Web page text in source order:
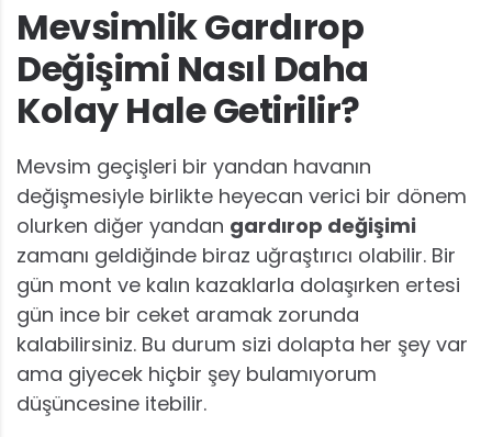
Mevsimlik Gardırop
Değişimi Nasıl Daha
Kolay Hale Getirilir?
Mevsim geçişleri bir yandan havanın
değişmesiyle birlikte heyecan verici bir dönem
olurken diğer yandan gardırop değişimi
zamanı geldiğinde biraz uğraştırıcı olabilir. Bir
gün mont ve kalın kazaklarla dolaşırken ertesi
gün ince bir ceket aramak zorunda
kalabilirsiniz. Bu durum sizi dolapta her şey var
ama giyecek hiçbir şey bulamıyorum
düşüncesine itebilir.